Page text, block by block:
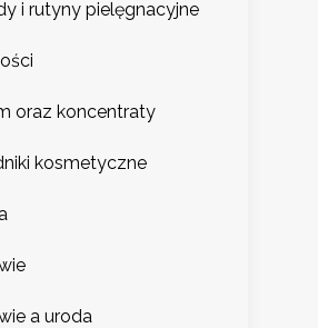
i rutyny pielęgnacyjne
oraz koncentraty
kosmetyczne
a uroda